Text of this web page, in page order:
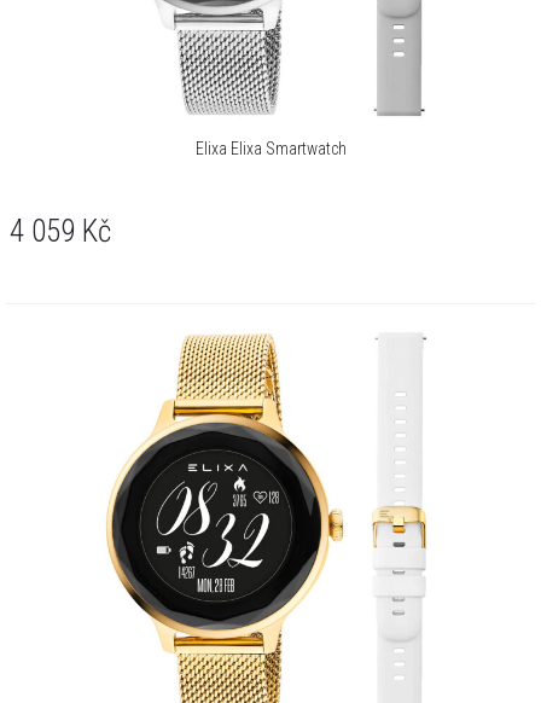
Monitor srdečního tepu: Ano
Ano
Ano
Telefonické rozhovory:
Ovládání fotoaparátu: Ano
Ano
Stopky/ časovač /budík: Ano
Ciferníky ke stáhování: Ano
Ano
Vyhledávání chytrých
Ano
Vyhledávání chytrého
Ano
Elixa Elixa Smartwatch
4 059 Kč